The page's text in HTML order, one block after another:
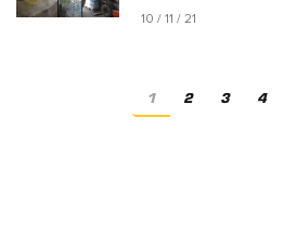
10 / 11 / 21
1 2 3 4